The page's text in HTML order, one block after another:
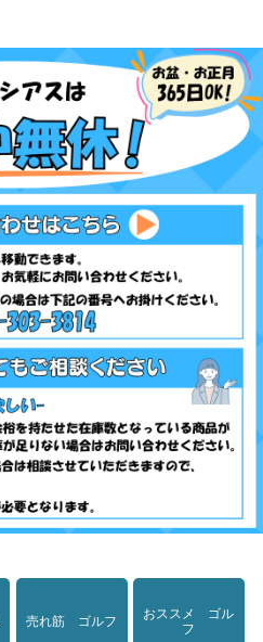
売れ筋 ゴルフ
おススメ ゴル
フ